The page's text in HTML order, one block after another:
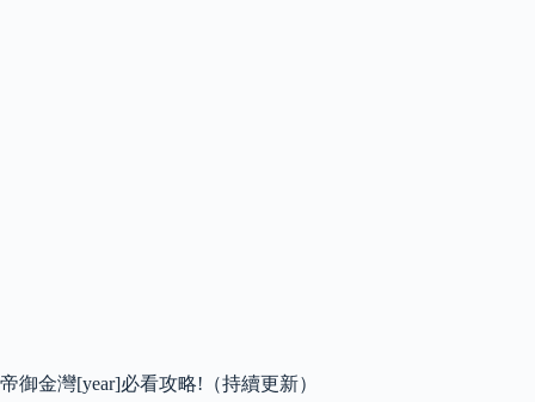
帝御金灣[year]必看攻略!（持續更新）